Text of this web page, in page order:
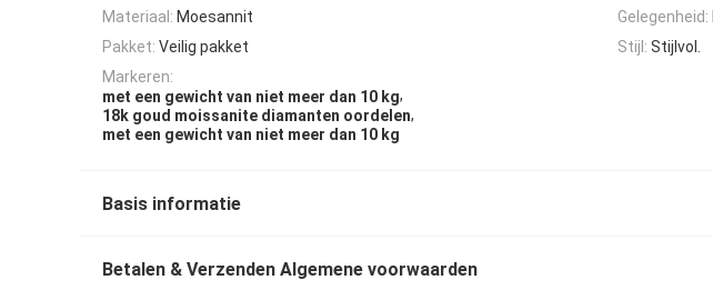
Materiaal: Moesannit Gelegenheid:
Pakket: Veilig pakket Stijl: Stijlvol.
Markeren:
met een gewicht van niet meer dan 10 kg,
18k goud moissanite diamanten oordelen,
met een gewicht van niet meer dan 10 kg
Basis informatie
Betalen & Verzenden Algemene voorwaarden